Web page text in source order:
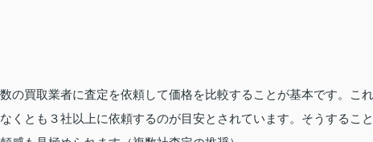
の買取業者に査定を依頼して価格を比較することが基本です。これ
くとも３社以上に依頼するのが目安とされています。そうすること